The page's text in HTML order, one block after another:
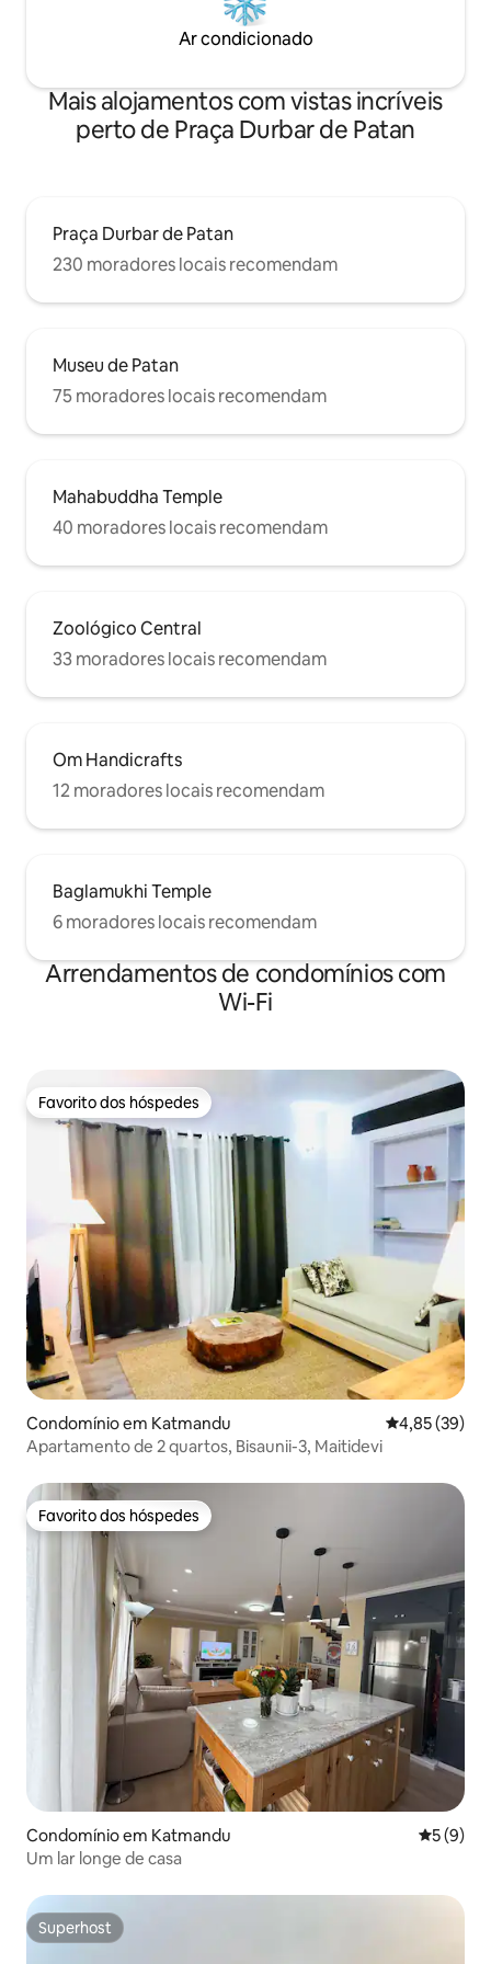
Ar condicionado
Mais alojamentos com vistas incríveis
perto de Praça Durbar de Patan
Praça Durbar de Patan
230 moradores locais recomendam
Museu de Patan
75 moradores locais recomendam
Mahabuddha Temple
40 moradores locais recomendam
Zoológico Central
33 moradores locais recomendam
Om Handicrafts
12 moradores locais recomendam
Baglamukhi Temple
6 moradores locais recomendam
Arrendamentos de condomínios com
Wi-Fi
Favorito dos hóspedes
Favorito dos hóspedes
Condomínio em Katmandu Classificação
4,85 (39)
Apartamento de 2 quartos, Bisaunii-3, Maitidevi
Favorito dos hóspedes
Favorito dos hóspedes
Condomínio em Katmandu
5 (9)
Um lar longe de casa
Superhost
Superhost